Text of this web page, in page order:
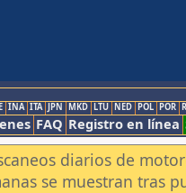
INA ITA JPN MKD LTU NED POL POR
FAQ Registro en línea
diarios de
se muestran tras